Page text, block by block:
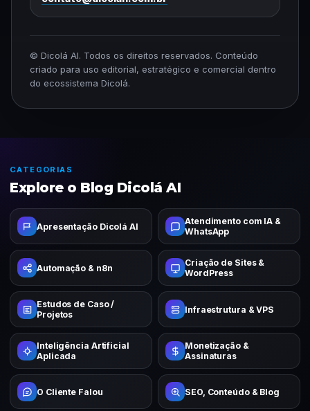
© Dicolá AI. Todos os direitos reservados. Conteúdo
criado para uso editorial, estratégico e comercial dentro
do ecossistema Dicolá.
CATEGORIAS
Explore o Blog Dicolá AI
Apresentação Dicolá AI
Atendimento com IA &
WhatsApp
Automação & n8n
Criação de Sites &
WordPress
Estudos de Caso /
Projetos
Infraestrutura & VPS
Inteligência Artificial
Aplicada
Monetização &
Assinaturas
O Cliente Falou SEO, Conteúdo & Blog